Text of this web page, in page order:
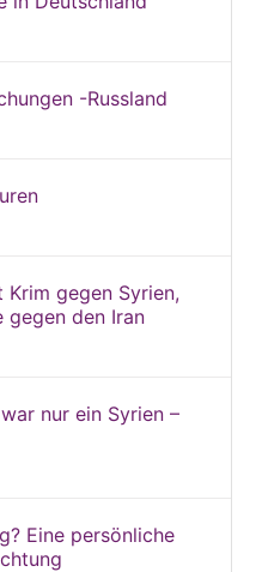
-Russland
Krim gegen Syrien,
gegen den Iran
nur ein Syrien –
Eine persönliche